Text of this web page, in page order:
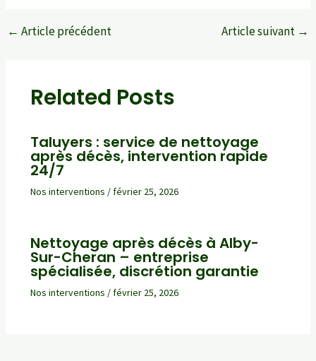
Navigation
← Article précédent Article suivant →
Related Posts
Taluyers : service de nettoyage
après décès, intervention rapide
24/7
Nos interventions /février 25, 2026
Nettoyage après décès à Alby-
Sur-Cheran – entreprise
spécialisée, discrétion garantie
Nos interventions /février 25, 2026